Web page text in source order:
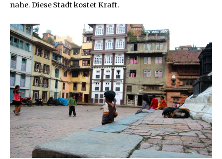
nahe. Diese Stadt kostet Kraft.